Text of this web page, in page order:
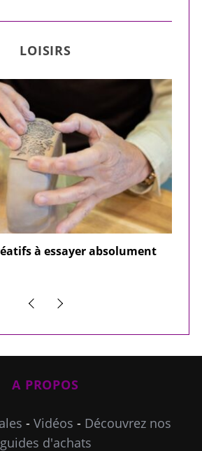
LOISIRS
à essayer absolument
A PROPOS
- Vidéos - Découvrez nos
guides d'achats